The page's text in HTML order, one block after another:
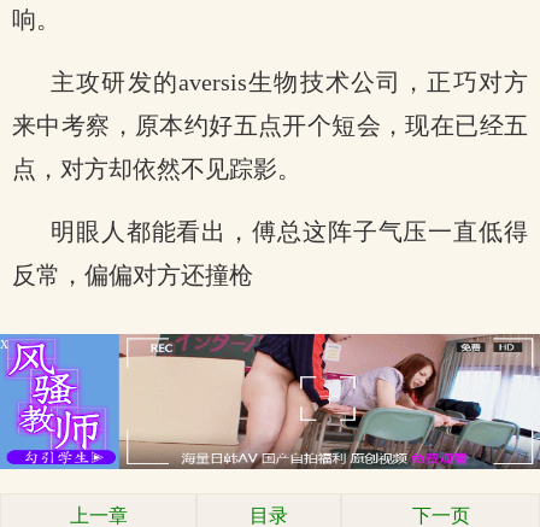
响。
主攻研发的aversis生物技术公司，正巧对方
来中考察，原本约好五点开个短会，现在已经五
点，对方却依然不见踪影。
明眼人都能看出，傅总这阵子气压一直低得
反常，偏偏对方还撞枪
x
上一章 目录 下一页